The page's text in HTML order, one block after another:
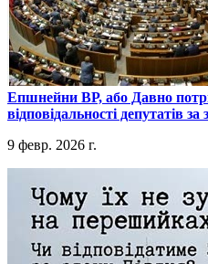
​Епшнейни ВР, або Давно
відповідальності депутатів
9 февр. 2026 г.